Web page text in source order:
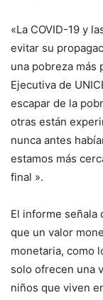
«La COVID-19 y
evitar su
una pobreza más
Ejecutiva de
escapar de la
otras están
nunca antes
estamos más
final ».
El informe señala
que un valor
monetaria, como
solo ofrecen una
niños que viven